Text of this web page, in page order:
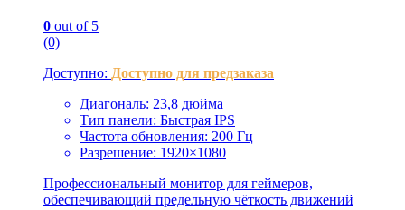
0 out of 5
(0)
Доступно: Доступно для предзаказа
Диагональ: 23,8 дюйма
Тип панели: Быстрая IPS
Частота обновления: 200 Гц
Разрешение: 1920×1080
Профессиональный монитор для геймеров,
обеспечивающий предельную чёткость движений